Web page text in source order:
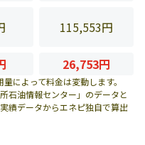
115,553円
26,753円
によって料金は変動します。
石油情報センター」のデータと
績データからエネピ独自で算出